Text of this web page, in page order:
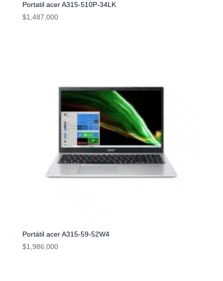
Portatil acer A315-510P-34LK
$1,487,000
Portátil acer A315-59-52W4
$1,986,000